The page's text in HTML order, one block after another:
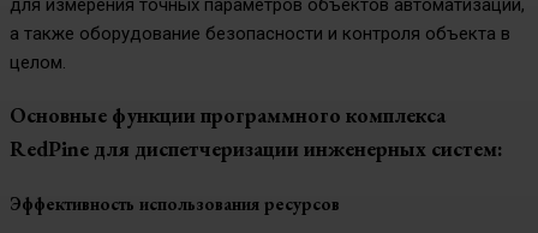
для измерения точных параметров объектов автоматизации,
а также оборудование безопасности и контроля объекта в
целом.
Основные функции программного комплекса
RedPine для диспетчеризации инженерных систем:
Эффективность использования ресурсов